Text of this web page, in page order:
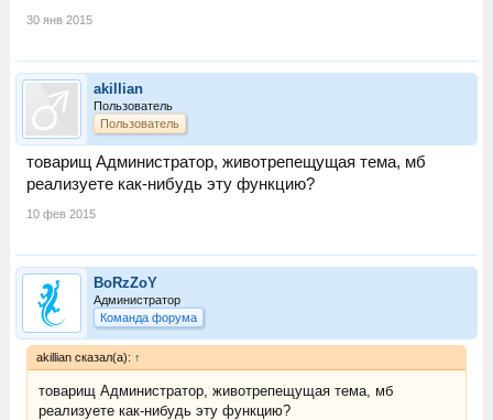
30 янв 2015
akillian
Пользователь
Пользователь
товарищ Администратор, животрепещущая тема, мб
реализуете как-нибудь эту функцию?
10 фев 2015
BoRzZoY
Администратор
Команда форума
akillian сказал(а): ↑
товарищ Администратор, животрепещущая тема, мб
реализуете как-нибудь эту функцию?